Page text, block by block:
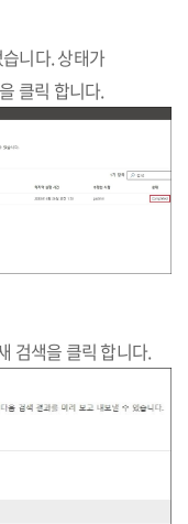
니다. 상태가
클릭 합니다.
검색을 클릭 합니다.